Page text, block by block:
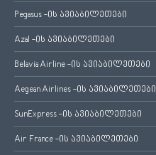
Pegasus -ის ავიაბილეთები
Azal -ის ავიაბილეთები
Belavia Airline -ის ავიაბილეთები
Aegean Airlines -ის ავიაბილეთები
SunExpress -ის ავიაბილეთები
Air France -ის ავიაბილეთები